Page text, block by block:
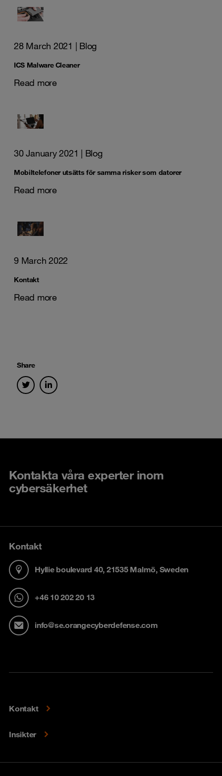
28 March 2021 | Blog
ICS Malware Cleaner
Read more
30 January 2021 | Blog
Mobiltelefoner utsätts för samma risker som datorer
Read more
9 March 2022
Kontakt
Read more
Share
Kontakta våra experter inom
cybersäkerhet
Kontakt
Hyllie boulevard 40, 21535 Malmö, Sweden
+46 10 202 20 13
info@se.orangecyberdefense.com
Kontakt
Insikter